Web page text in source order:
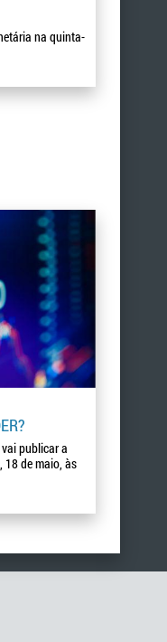
na quinta-
publicar a
18 de maio, às